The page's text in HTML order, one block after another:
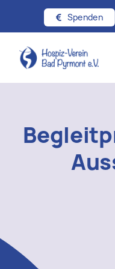
Inhalt
springen
Spenden
Über uns
Hospizgedanke